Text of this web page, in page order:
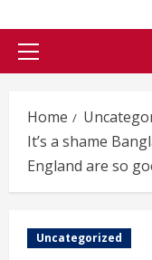
Primary
Home
It’s a shame
England are so
Uncategorized